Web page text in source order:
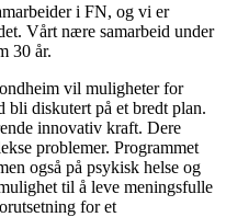
i FN, og vi er
Vårt nære samarbeid under
30 år.
vil muligheter for
bli diskutert på et bredt plan.
innovativ kraft. Dere
problemer. Programmet
også på psykisk helse og
til å leve meningsfulle
for et